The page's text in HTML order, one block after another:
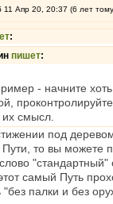
11 Апр 20, 20:37 (6 лет
:
пишет:
- начните
смысл.
под
Пути, то вы
самый Путь
"без палки и без